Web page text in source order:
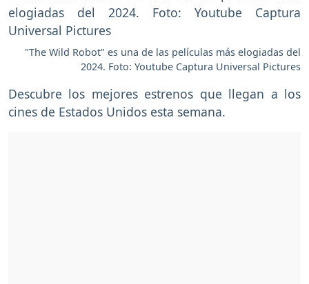
"The Wild Robot" es una de las películas más elogiadas del
2024. Foto: Youtube Captura Universal Pictures
Descubre los mejores estrenos que llegan a los
cines de Estados Unidos esta semana.